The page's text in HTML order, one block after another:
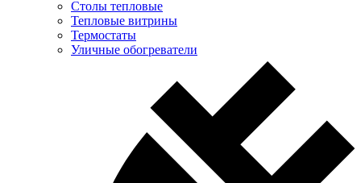
Столы тепловые
Тепловые витрины
Термостаты
Уличные обогреватели